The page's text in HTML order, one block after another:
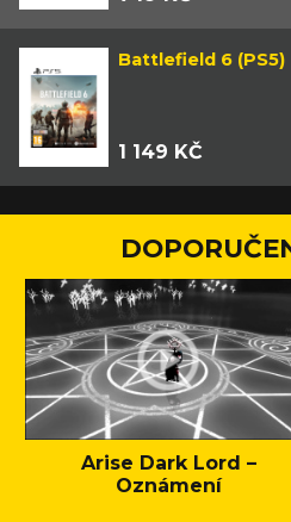
Battlefield 6 (PS5)
1 149 KČ
Arise Dark Lord –
Oznámení